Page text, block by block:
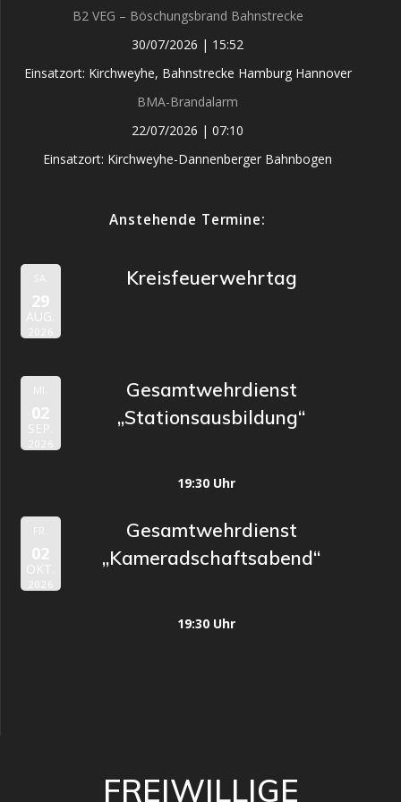
B2 VEG – Böschungsbrand Bahnstrecke
30/07/2026 | 15:52
Einsatzort: Kirchweyhe, Bahnstrecke Hamburg Hannover
BMA-Brandalarm
22/07/2026 | 07:10
Einsatzort: Kirchweyhe-Dannenberger Bahnbogen
Anstehende Termine:
SA.
29
AUG.
2026
Kreisfeuerwehrtag
MI.
02
SEP.
2026
Gesamtwehrdienst
„Stationsausbildung“
19:30 Uhr
FR.
02
OKT.
2026
Gesamtwehrdienst
„Kameradschaftsabend“
19:30 Uhr
FREIWILLIGE